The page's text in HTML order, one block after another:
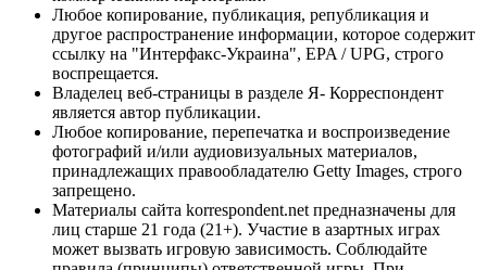
Любое копирование, публикация, републикация и
другое распространение информации, которое содержит
ссылку на "Интерфакс-Украина", EPA / UPG, строго
воспрещается.
Владелец веб-страницы в разделе Я- Корреспондент
является автор публикации.
Любое копирование, перепечатка и воспроизведение
фотографий и/или аудиовизуальных материалов,
принадлежащих правообладателю Getty Images, строго
запрещено.
Материалы сайта korrespondent.net предназначены для
лиц старше 21 года (21+). Участие в азартных играх
может вызвать игровую зависимость. Соблюдайте